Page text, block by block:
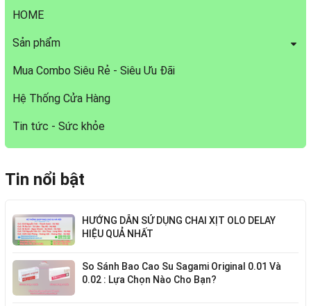
HOME
Sản phẩm
Mua Combo Siêu Rẻ - Siêu Ưu Đãi
Hệ Thống Cửa Hàng
Tin tức - Sức khỏe
Tin nổi bật
HƯỚNG DẪN SỬ DỤNG CHAI XỊT OLO DELAY
HIỆU QUẢ NHẤT
So Sánh Bao Cao Su Sagami Original 0.01 Và
0.02 : Lựa Chọn Nào Cho Bạn?